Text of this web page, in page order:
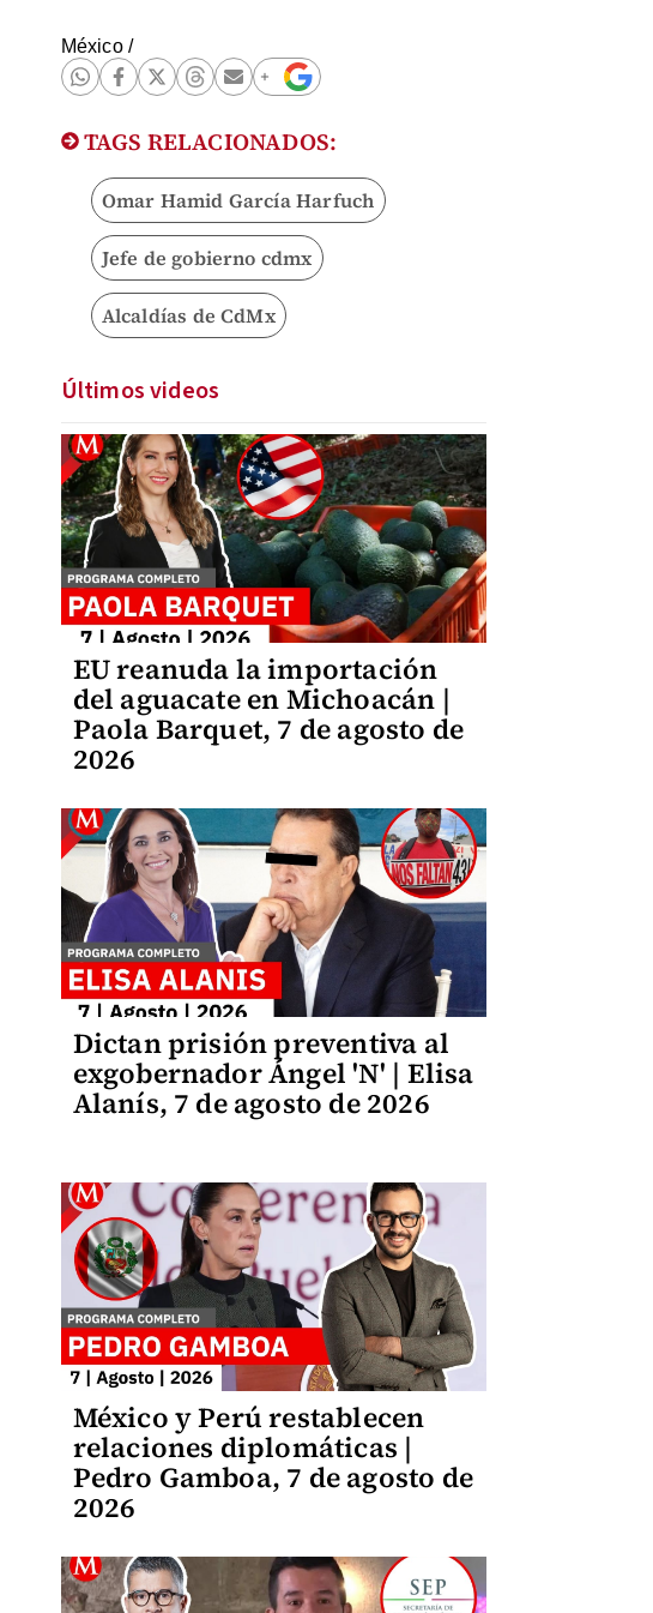
México/
TAGS RELACIONADOS:
Omar Hamid García Harfuch
Jefe de gobierno cdmx
Alcaldías de CdMx
Últimos videos
EU reanuda la importación
del aguacate en Michoacán |
Paola Barquet, 7 de agosto de
2026
Dictan prisión preventiva al
exgobernador Ángel 'N' | Elisa
Alanís, 7 de agosto de 2026
México y Perú restablecen
relaciones diplomáticas |
Pedro Gamboa, 7 de agosto de
2026